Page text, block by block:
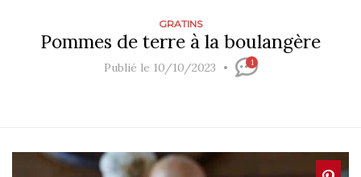
GRATINS
Pommes de terre à la boulangère
Publié le 10/10/2023 1